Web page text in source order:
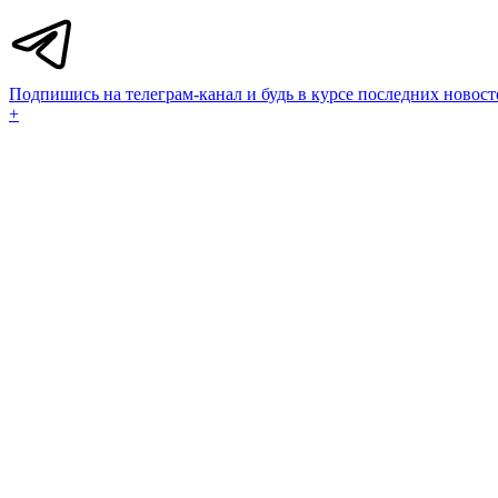
Подпишись на телеграм-канал и будь в курсе последних
+